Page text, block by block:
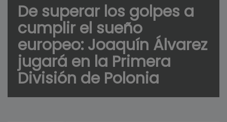
De superar los golpes a
cumplir el sueño
europeo: Joaquín Álvarez
jugará en la Primera
División de Polonia